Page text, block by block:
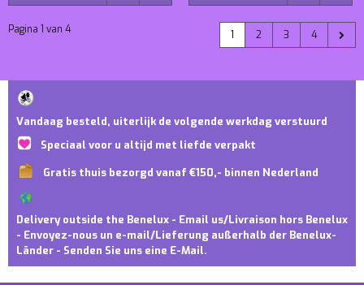
Pagina 1 van 4 1 2 3 4
Vandaag besteld, uiterlijk de volgende werkdag verstuurd
Speciaal voor u altijd met liefde verpakt
Gratis thuis bezorgd vanaf €150,- binnen Nederland
Delivery outside the Benelux - Email us/Livraison hors Benelux
- Envoyez-nous un e-mail/Lieferung außerhalb der Benelux-
Länder - Senden Sie uns eine E-Mail.